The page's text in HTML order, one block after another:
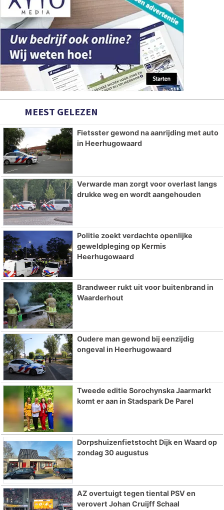
MEEST GELEZEN
Fietsster gewond na aanrijding met auto
in Heerhugowaard
Verwarde man zorgt voor overlast langs
drukke weg en wordt aangehouden
Politie zoekt verdachte openlijke
geweldpleging op Kermis
Heerhugowaard
Brandweer rukt uit voor buitenbrand in
Waarderhout
Oudere man gewond bij eenzijdig
ongeval in Heerhugowaard
Tweede editie Sorochynska Jaarmarkt
komt er aan in Stadspark De Parel
Dorpshuizenfietstocht Dijk en Waard op
zondag 30 augustus
AZ overtuigt tegen tiental PSV en
verovert Johan Cruijff Schaal